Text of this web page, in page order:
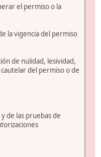
el permiso o la
la vigencia del permiso
de nulidad, lesividad,
del permiso o de
de las pruebas de